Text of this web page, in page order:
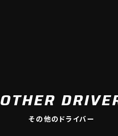
OTHER
その他のドライバー